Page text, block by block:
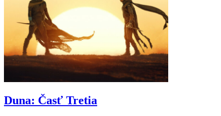
Duna: Časť Tretia